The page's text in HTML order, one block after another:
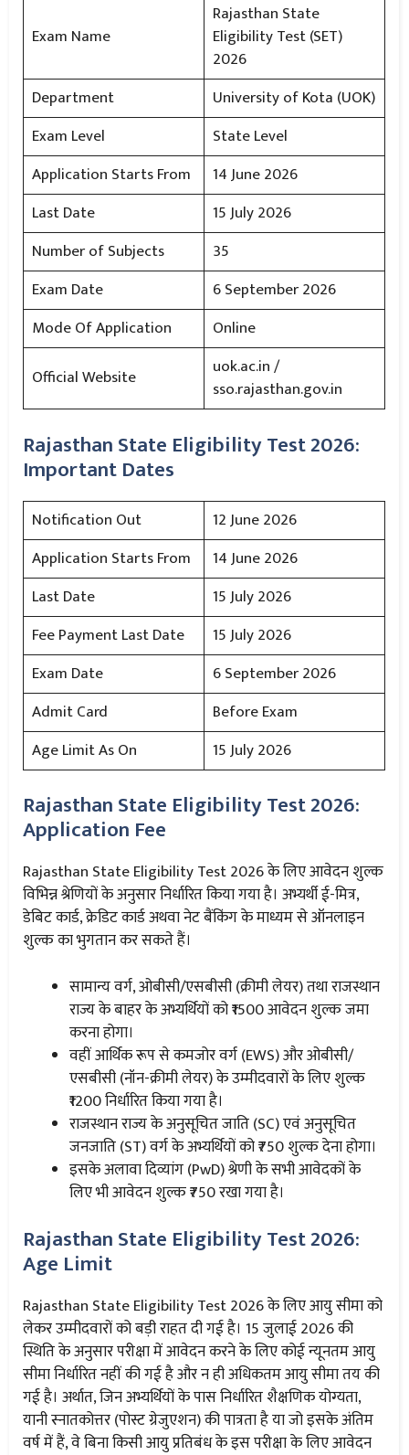
Exam Name
Rajasthan State
Eligibility Test (SET)
2026
Department
University of Kota (UOK)
Exam Level
State Level
Application Starts From
14 June 2026
Last Date
15 July 2026
Number of Subjects
35
Exam Date
6 September 2026
Mode Of Application
Online
Official Website
uok.ac.in /
sso.rajasthan.gov.in
Rajasthan State Eligibility Test 2026:
Important Dates
Notification Out
12 June 2026
Application Starts From
14 June 2026
Last Date
15 July 2026
Fee Payment Last Date
15 July 2026
Exam Date
6 September 2026
Admit Card
Before Exam
Age Limit As On
15 July 2026
Rajasthan State Eligibility Test 2026:
Application Fee
Rajasthan State Eligibility Test 2026 के लिए आवेदन शुल्क
विभिन्न श्रेणियों के अनुसार निर्धारित किया गया है। अभ्यर्थी ई-मित्र,
डेबिट कार्ड, क्रेडिट कार्ड अथवा नेट बैंकिंग के माध्यम से ऑनलाइन
शुल्क का भुगतान कर सकते हैं।
सामान्य वर्ग, ओबीसी/एसबीसी (क्रीमी लेयर) तथा राजस्थान
राज्य के बाहर के अभ्यर्थियों को ₹1500 आवेदन शुल्क जमा
करना होगा।
वहीं आर्थिक रूप से कमजोर वर्ग (EWS) और ओबीसी/
एसबीसी (नॉन-क्रीमी लेयर) के उम्मीदवारों के लिए शुल्क
₹1200 निर्धारित किया गया है।
राजस्थान राज्य के अनुसूचित जाति (SC) एवं अनुसूचित
जनजाति (ST) वर्ग के अभ्यर्थियों को ₹750 शुल्क देना होगा।
इसके अलावा दिव्यांग (PwD) श्रेणी के सभी आवेदकों के
लिए भी आवेदन शुल्क ₹750 रखा गया है।
Rajasthan State Eligibility Test 2026:
Age Limit
Rajasthan State Eligibility Test 2026 के लिए आयु सीमा को
लेकर उम्मीदवारों को बड़ी राहत दी गई है। 15 जुलाई 2026 की
स्थिति के अनुसार परीक्षा में आवेदन करने के लिए कोई न्यूनतम आयु
सीमा निर्धारित नहीं की गई है और न ही अधिकतम आयु सीमा तय की
गई है। अर्थात, जिन अभ्यर्थियों के पास निर्धारित शैक्षणिक योग्यता,
यानी स्नातकोत्तर (पोस्ट ग्रेजुएशन) की पात्रता है या जो इसके अंतिम
वर्ष में हैं, वे बिना किसी आयु प्रतिबंध के इस परीक्षा के लिए आवेदन